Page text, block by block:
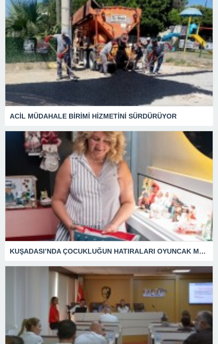
ACİL MÜDAHALE BİRİMİ HİZMETİNİ SÜRDÜRÜYOR
KUŞADASI’NDA ÇOCUKLUĞUN HATIRALARI OYUNCAK MÜZESİNDE HAYAT BULACAK